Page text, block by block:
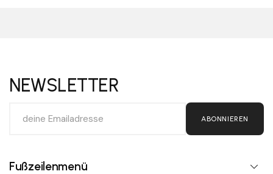
NEWSLETTER
ABONNIEREN
Fußzeilenmenü